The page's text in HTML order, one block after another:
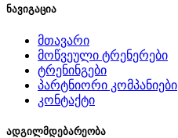
ნავიგაცია
მთავარი
მოწვეული ტრენერები
ტრენინგები
პარტნიორი კომპანიები
კონტაქტი
ადგილმდებარეობა